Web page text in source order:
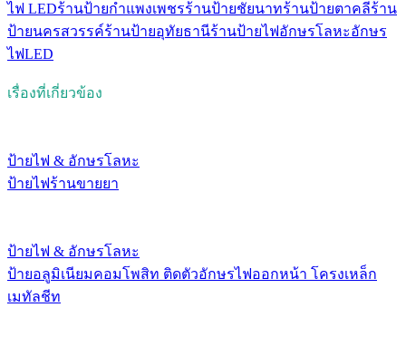
ไฟ LEDร้านป้ายกำแพงเพชรร้านป้ายชัยนาทร้านป้ายตาคลีร้าน
ป้ายนครสวรรค์ร้านป้ายอุทัยธานีร้านป้ายไฟอักษรโลหะอักษร
ไฟLED
เรื่องที่เกี่ยวข้อง
ป้ายไฟ & อักษรโลหะ
ป้ายไฟร้านขายยา
ป้ายไฟ & อักษรโลหะ
ป้ายอลูมิเนียมคอมโพสิท ติดตัวอักษรไฟออกหน้า โครงเหล็ก
เมทัลชีท